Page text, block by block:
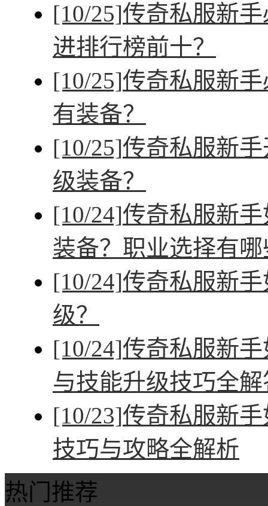
[10/25]传奇私服新
进排行榜前十？
[10/25]传奇私服新
有装备？
[10/25]传奇私服新
级装备？
[10/24]传奇私服新
装备？职业选择有
[10/24]传奇私服新
级？
[10/24]传奇私服新
与技能升级技巧全解
[10/23]传奇私服新
技巧与攻略全解析
热门推荐